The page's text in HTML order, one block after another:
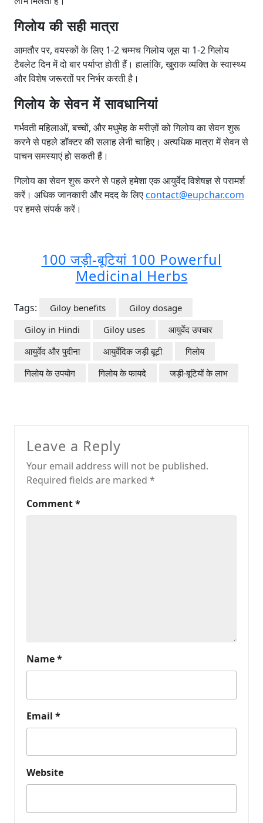
गिलोय की सही मात्रा
आमतौर पर, वयस्कों के लिए 1-2 चम्मच गिलोय जूस या 1-2 गिलोय
टैबलेट दिन में दो बार पर्याप्त होती हैं। हालांकि, खुराक व्यक्ति के स्वास्थ्य
और विशेष जरूरतों पर निर्भर करती है।
गिलोय के सेवन में सावधानियां
गर्भवती महिलाओं, बच्चों, और मधुमेह के मरीज़ों को गिलोय का सेवन शुरू
करने से पहले डॉक्टर की सलाह लेनी चाहिए। अत्यधिक मात्रा में सेवन से
पाचन समस्याएं हो सकती हैं।
गिलोय का सेवन शुरू करने से पहले हमेशा एक आयुर्वेद विशेषज्ञ से परामर्श
करें। अधिक जानकारी और मदद के लिएcontact@eupchar.com
पर हमसे संपर्क करें।
100 जड़ी-बूटियां 100 Powerful
Medicinal Herbs
Tags: Giloy benefits
Giloy dosage
Giloy in Hindi
Giloy uses
आयुर्वेद उपचार
आयुर्वेद और पुदीना
आयुर्वेदिक जड़ी बूटी
गिलोय
गिलोय के उपयोग
गिलोय के फायदे जड़ी-बूटियों के लाभ
Leave a Reply
Your email address will not be published.
Required fields are marked *
Comment*
Name*
Email *
Website